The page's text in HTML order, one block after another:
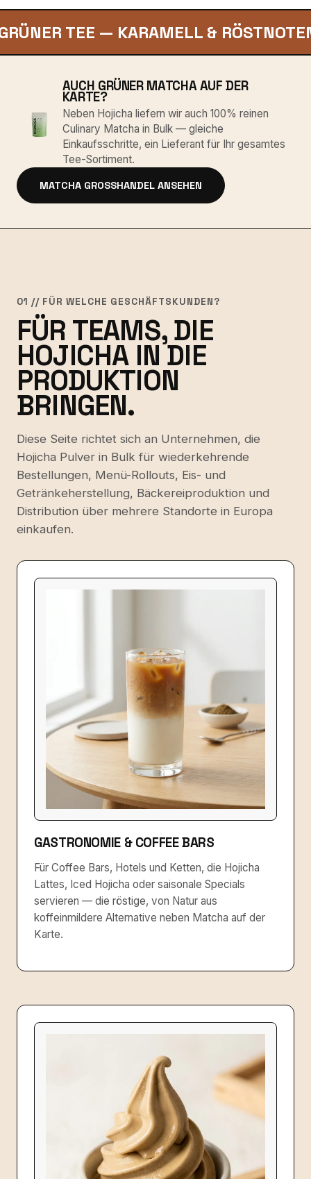
TEE — KARAMELL & RÖSTNOTEN
AUCH GRÜNER MATCHA AUF DER
KARTE?
Neben Hojicha liefern wir auch 100% reinen
Culinary Matcha in Bulk — gleiche
Einkaufsschritte, ein Lieferant für Ihr gesamtes
Tee-Sortiment.
MATCHA GROSSHANDEL ANSEHEN
01 // FÜR WELCHE GESCHÄFTSKUNDEN?
FÜR TEAMS, DIE
HOJICHA IN DIE
PRODUKTION
BRINGEN.
Diese Seite richtet sich an Unternehmen, die
Hojicha Pulver in Bulk für wiederkehrende
Bestellungen, Menü-Rollouts, Eis- und
Getränkeherstellung, Bäckereiproduktion und
Distribution über mehrere Standorte in Europa
einkaufen.
GASTRONOMIE & COFFEE BARS
Für Coffee Bars, Hotels und Ketten, die Hojicha
Lattes, Iced Hojicha oder saisonale Specials
servieren — die röstige, von Natur aus
koffeinmildere Alternative neben Matcha auf der
Karte.